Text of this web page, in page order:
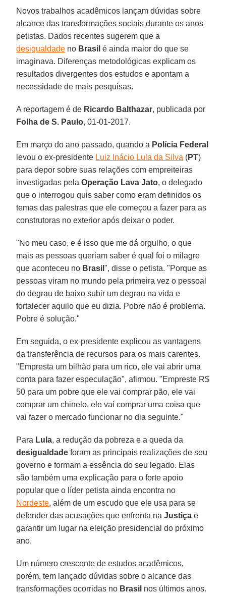
Novos trabalhos acadêmicos lançam dúvidas sobre
alcance das transformações sociais durante os anos
petistas. Dados recentes sugerem que a
desigualdade no Brasil é ainda maior do que se
imaginava. Diferenças metodológicas explicam os
resultados divergentes dos estudos e apontam a
necessidade de mais pesquisas.
A reportagem é de Ricardo Balthazar, publicada por
Folha de S. Paulo, 01-01-2017.
Em março do ano passado, quando a Polícia Federal
levou o ex-presidente Luiz Inácio Lula da Silva (PT)
para depor sobre suas relações com empreiteiras
investigadas pelaOperação Lava Jato, o delegado
que o interrogou quis saber como eram definidos os
temas das palestras que ele começou a fazer para as
construtoras no exterior após deixar o poder.
"No meu caso, e é isso que me dá orgulho, o que
mais as pessoas queriam saber é qual foi o milagre
que aconteceu no Brasil", disse o petista. "Porque as
pessoas viram no mundo pela primeira vez o pessoal
do degrau de baixo subir um degrau na vida e
fortalecer aquilo que eu dizia. Pobre não é problema.
Pobre é solução."
Em seguida, o ex-presidente explicou as vantagens
da transferência de recursos para os mais carentes.
"Empresta um bilhão para um rico, ele vai abrir uma
conta para fazer especulação", afirmou. "Empreste R$
50 para um pobre que ele vai comprar pão, ele vai
comprar um chinelo, ele vai comprar uma coisa que
vai fazer o mercado funcionar no dia seguinte."
Para Lula, a redução da pobreza e a queda da
desigualdade foram as principais realizações de seu
governo e formam a essência do seu legado. Elas
são também uma explicação para o forte apoio
popular que o líder petista ainda encontra no
Nordeste, além de um escudo que ele usa para se
defender das acusações que enfrenta naJustiça e
garantir um lugar na eleição presidencial do próximo
ano.
Um número crescente de estudos acadêmicos,
porém, tem lançado dúvidas sobre o alcance das
transformações ocorridas no Brasil nos últimos anos.